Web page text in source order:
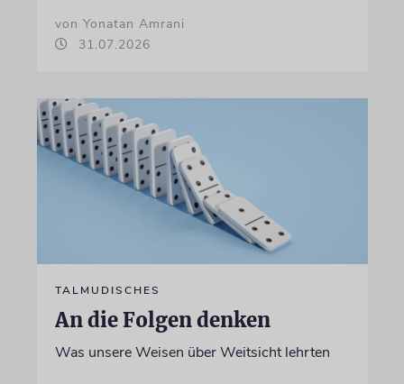
von Yonatan Amrani
31.07.2026
TALMUDISCHES
An die Folgen denken
Was unsere Weisen über Weitsicht lehrten